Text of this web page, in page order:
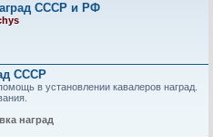
СССР и РФ
СССР
в установлении кавалеров наград.
наград